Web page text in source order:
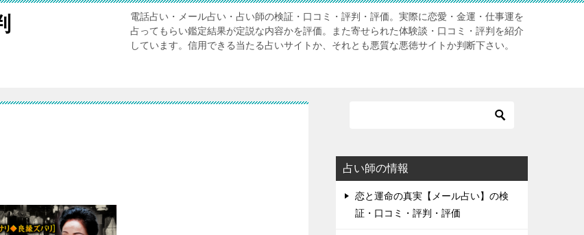
電話占い・メール占い・占い師の検証・口コミ・評判・評価。実際に恋愛・金運・仕事運を
占ってもらい鑑定結果が定説な内容かを評価。また寄せられた体験談・口コミ・評判を紹介
しています。信用できる当たる占いサイトか、それとも悪質な悪徳サイトか判断下さい。
占い師の情報
恋と運命の真実【メール占い】の検
証・口コミ・評判・評価